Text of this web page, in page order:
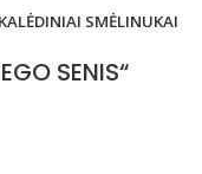
KALĖDINIAI SMĖLINUKAI
SENIS“